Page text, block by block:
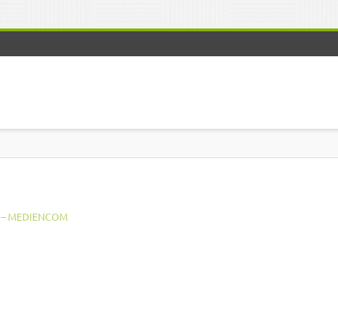
– MEDIENCOM